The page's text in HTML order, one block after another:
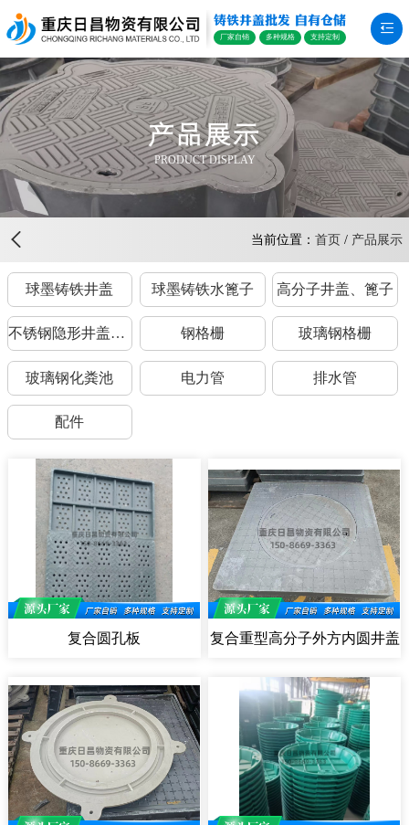
铸铁井盖批发 自有仓储
厂家自销 多种规格 支持定制
产品展示
PRODUCT DISPLAY
当前位置： 首页 / 产品展示
球墨铸铁井盖 球墨铸铁水篦子 高分子井盖、篦子
不锈钢隐形井盖、篦子 钢格栅 玻璃钢格栅
玻璃钢化粪池 电力管 排水管
配件
复合圆孔板 复合重型高分子外方内圆井盖